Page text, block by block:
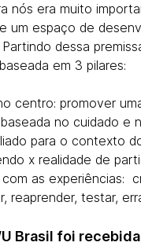
nós era muito
um espaço de
dessa
em 3 pilares:
centro: promover
no cuidado e
para o contexto
x realidade de
as experiências:
reaprender, testar,
Brasil foi